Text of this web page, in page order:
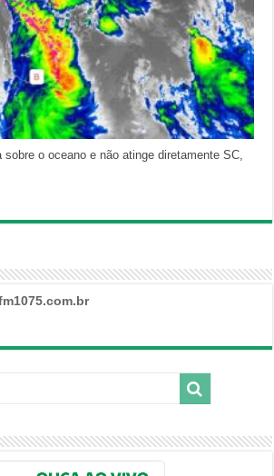
o oceano e não atinge diretamente SC,